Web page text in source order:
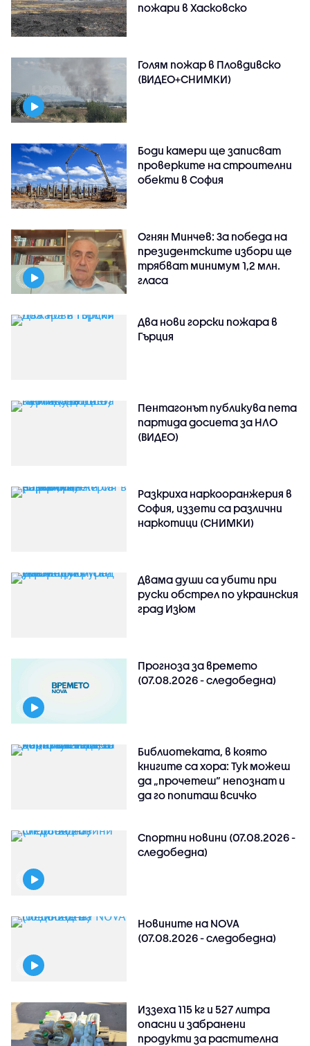
пожари в Хасковско
Голям пожар в Пловдивско
(ВИДЕО+СНИМКИ)
Боди камери ще записват
проверките на строителни
обекти в София
Огнян Минчев: За победа на
президентските избори ще
трябват минимум 1,2 млн.
гласа
Два нови горски пожара в
Гърция
Пентагонът публикува пета
партида досиета за НЛО
(ВИДЕО)
Разкриха наркооранжерия в
София, иззети са различни
наркотици (СНИМКИ)
Двама души са убити при
руски обстрeл по украинския
град Изюм
Прогноза за времето
(07.08.2026 - следобедна)
Библиотеката, в която
книгите са хора: Тук можеш
да „прочетеш“ непознат и
да го попиташ всичко
Спортни новини (07.08.2026 -
следобедна)
Новините на NOVA
(07.08.2026 - следобедна)
Иззеха 115 кг и 527 литра
опасни и забранени
продукти за растителна